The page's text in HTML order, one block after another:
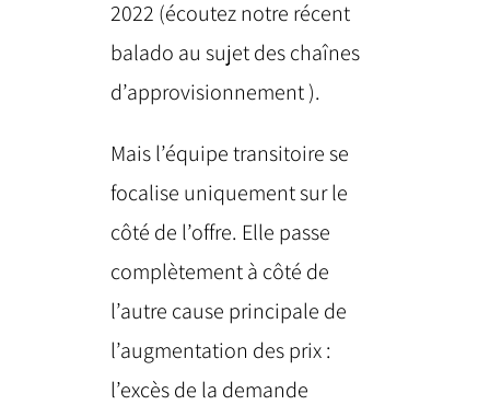
2022 (écoutez notre récent
balado au sujet des chaînes
d’approvisionnement ).
Mais l’équipe transitoire se
focalise uniquement sur le
côté de l’offre. Elle passe
complètement à côté de
l’autre cause principale de
l’augmentation des prix :
l’excès de la demande